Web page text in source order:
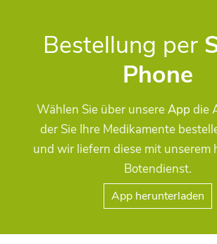
Bestellung per
Phone
Wählen Sie über unsereApp die
der Sie Ihre Medikamente
und wir liefern diese mit unserem
Botendienst.
App herunterladen